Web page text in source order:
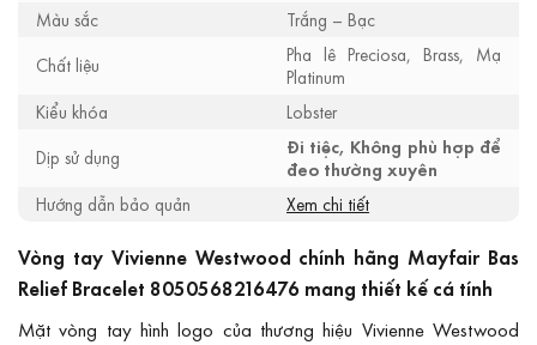
Màu sắc
Trắng – Bạc
Chất liệu
Pha lê Preciosa, Brass, Mạ
Platinum
Kiểu khóa
Lobster
Dịp sử dụng
Đi tiệc, Không phù hợp để
đeo thường xuyên
Hướng dẫn bảo quản
Xem chi tiết
Vòng tay Vivienne Westwood chính hãng Mayfair Bas
Relief Bracelet 8050568216476 mang thiết kế cá tính
Mặt vòng tay hình logo của thương hiệu Vivienne Westwood